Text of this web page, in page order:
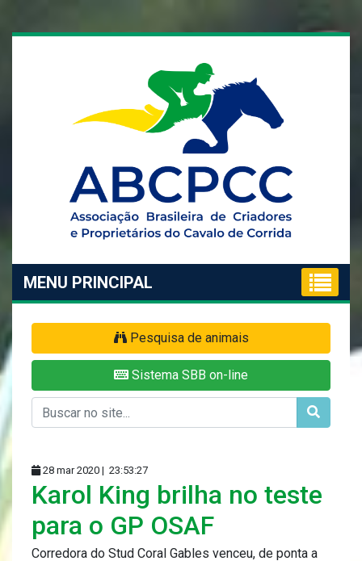
MENU PRINCIPAL
Pesquisa de animais
Sistema SBB on-line
28 mar 2020 | 23:53:27
Karol King brilha no teste
para o GP OSAF
Corredora do Stud Coral Gables venceu, de ponta a